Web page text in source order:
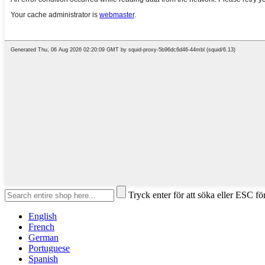
Tryck enter för att söka eller ESC
English
French
German
Portuguese
Spanish